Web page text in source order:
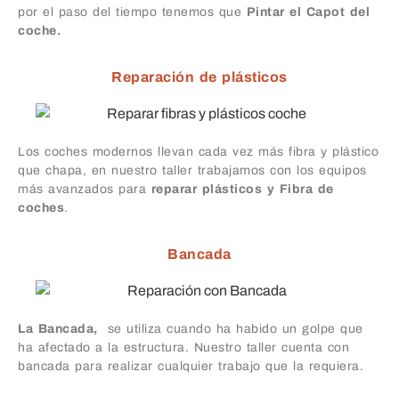
por el paso del tiempo tenemos que Pintar el Capot del
coche.
Reparación de plásticos
Los coches modernos llevan cada vez más fibra y plástico
que chapa, en nuestro taller trabajamos con los equipos
más avanzados para reparar plásticos y Fibra de
coches.
Bancada
La Bancada,
se utiliza cuando ha habido un golpe que
ha afectado a la estructura. Nuestro taller cuenta con
bancada para realizar cualquier trabajo que la requiera.